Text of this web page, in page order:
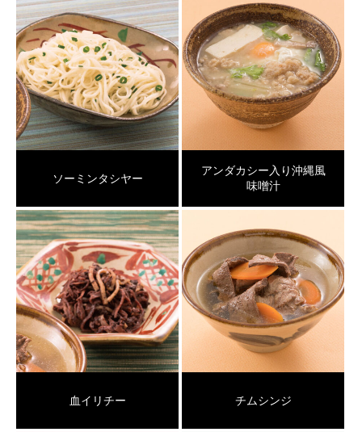
ソーミンタシヤー
アンダカシー入り沖縄風
味噌汁
血イリチー チムシンジ